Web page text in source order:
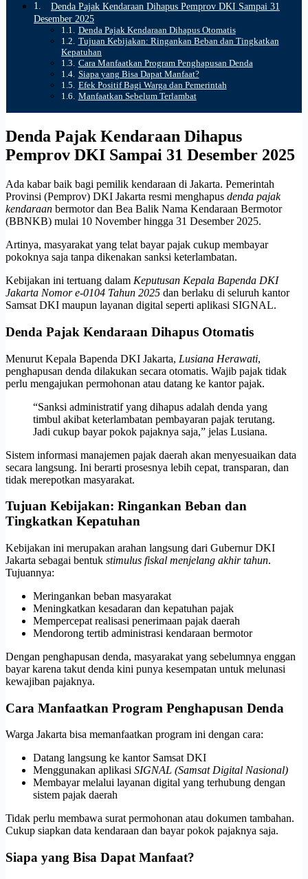
Denda Pajak Kendaraan Dihapus Pemprov DKI Sampai 31
Desember 2025
Denda Pajak Kendaraan Dihapus Otomatis
Tujuan Kebijakan: Ringankan Beban dan Tingkatkan
Kepatuhan
Cara Manfaatkan Program Penghapusan Denda
Siapa yang Bisa Dapat Manfaat?
Efek Positif Bagi Warga dan Pemerintah
Manfaatkan Sebelum Terlambat
Denda Pajak Kendaraan Dihapus
Pemprov DKI Sampai 31 Desember 2025
Ada kabar baik bagi pemilik kendaraan di Jakarta. Pemerintah
Provinsi (Pemprov) DKI Jakarta resmi menghapus denda pajak
kendaraan bermotor dan Bea Balik Nama Kendaraan Bermotor
(BBNKB) mulai 10 November hingga 31 Desember 2025.
Artinya, masyarakat yang telat bayar pajak cukup membayar
pokoknya saja tanpa dikenakan sanksi keterlambatan.
Kebijakan ini tertuang dalam Keputusan Kepala Bapenda DKI
Jakarta Nomor e-0104 Tahun 2025 dan berlaku di seluruh kantor
Samsat DKI maupun layanan digital seperti aplikasi SIGNAL.
Denda Pajak Kendaraan Dihapus Otomatis
Menurut Kepala Bapenda DKI Jakarta, Lusiana Herawati,
penghapusan denda dilakukan secara otomatis. Wajib pajak tidak
perlu mengajukan permohonan atau datang ke kantor pajak.
“Sanksi administratif yang dihapus adalah denda yang
timbul akibat keterlambatan pembayaran pajak terutang.
Jadi cukup bayar pokok pajaknya saja,” jelas Lusiana.
Sistem informasi manajemen pajak daerah akan menyesuaikan data
secara langsung. Ini berarti prosesnya lebih cepat, transparan, dan
tidak merepotkan masyarakat.
Tujuan Kebijakan: Ringankan Beban dan
Tingkatkan Kepatuhan
Kebijakan ini merupakan arahan langsung dari Gubernur DKI
Jakarta sebagai bentuk stimulus fiskal menjelang akhir tahun.
Tujuannya:
Meringankan beban masyarakat
Meningkatkan kesadaran dan kepatuhan pajak
Mempercepat realisasi penerimaan pajak daerah
Mendorong tertib administrasi kendaraan bermotor
Dengan penghapusan denda, masyarakat yang sebelumnya enggan
bayar karena takut denda kini punya kesempatan untuk melunasi
kewajiban pajaknya.
Cara Manfaatkan Program Penghapusan Denda
Warga Jakarta bisa memanfaatkan program ini dengan cara:
Datang langsung ke kantor Samsat DKI
Menggunakan aplikasi SIGNAL (Samsat Digital Nasional)
Membayar melalui layanan digital yang terhubung dengan
sistem pajak daerah
Tidak perlu membawa surat permohonan atau dokumen tambahan.
Cukup siapkan data kendaraan dan bayar pokok pajaknya saja.
Siapa yang Bisa Dapat Manfaat?